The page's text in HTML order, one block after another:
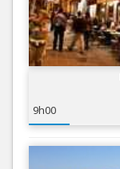
9h00